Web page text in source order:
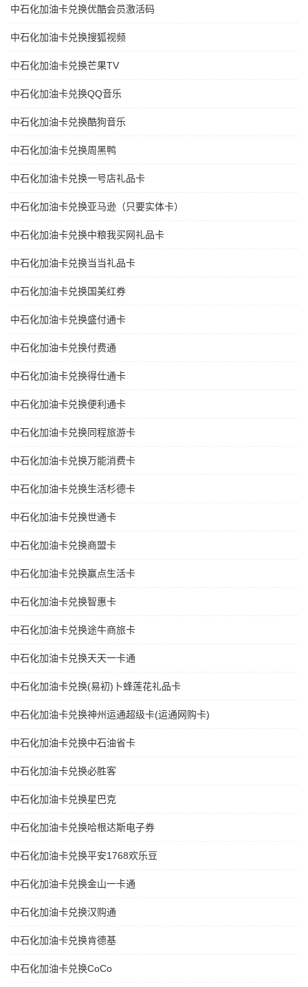
中石化加油卡兑换优酷会员激活码
中石化加油卡兑换搜狐视频
中石化加油卡兑换芒果TV
中石化加油卡兑换QQ音乐
中石化加油卡兑换酷狗音乐
中石化加油卡兑换周黑鸭
中石化加油卡兑换一号店礼品卡
中石化加油卡兑换亚马逊（只要实体卡）
中石化加油卡兑换中粮我买网礼品卡
中石化加油卡兑换当当礼品卡
中石化加油卡兑换国美红券
中石化加油卡兑换盛付通卡
中石化加油卡兑换付费通
中石化加油卡兑换得仕通卡
中石化加油卡兑换便利通卡
中石化加油卡兑换同程旅游卡
中石化加油卡兑换万能消费卡
中石化加油卡兑换生活杉德卡
中石化加油卡兑换世通卡
中石化加油卡兑换商盟卡
中石化加油卡兑换赢点生活卡
中石化加油卡兑换智惠卡
中石化加油卡兑换途牛商旅卡
中石化加油卡兑换天天一卡通
中石化加油卡兑换(易初)卜蜂莲花礼品卡
中石化加油卡兑换神州运通超级卡(运通网购卡)
中石化加油卡兑换中石油省卡
中石化加油卡兑换必胜客
中石化加油卡兑换星巴克
中石化加油卡兑换哈根达斯电子券
中石化加油卡兑换平安1768欢乐豆
中石化加油卡兑换金山一卡通
中石化加油卡兑换汉购通
中石化加油卡兑换肯德基
中石化加油卡兑换CoCo